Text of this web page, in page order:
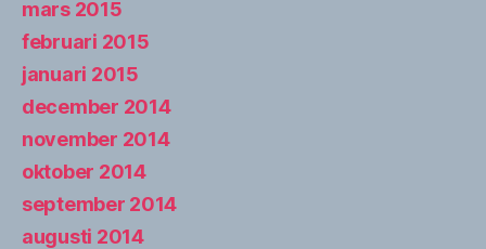
mars 2015
februari 2015
januari 2015
december 2014
november 2014
oktober 2014
september 2014
augusti 2014